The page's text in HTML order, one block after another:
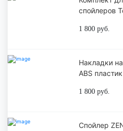
спойлеров
1 800 руб.
Накладки
ABS пластик
1 800 руб.
Спойлер